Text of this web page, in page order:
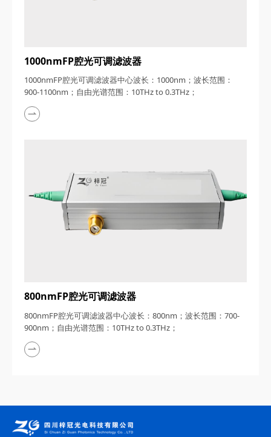
1000nmFP腔光可调滤波器
1000nmFP腔光可调滤波器中心波长：1000nm；波长范围：
900-1100nm；自由光谱范围：10THz to 0.3THz；
800nmFP腔光可调滤波器
800nmFP腔光可调滤波器中心波长：800nm；波长范围：700-
900nm；自由光谱范围：10THz to 0.3THz；